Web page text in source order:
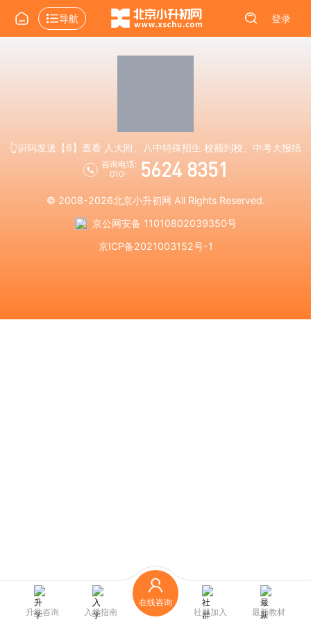
导航 登录
👆识码发送【6】查看 人大附、八中特殊招生 校额到校、中考大报纸
咨询电话:
010-
5624 8351
© 2008-2026北京小升初网 All Rights Reserved.
京公网安备 11010802039350号
京ICP备2021003152号-1
升学咨询 入学指南
在线咨询
社群加入
最新教材